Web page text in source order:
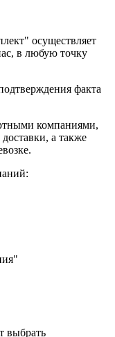
осуществляет
в любую точку
факта
компаниями,
а также
выбрать